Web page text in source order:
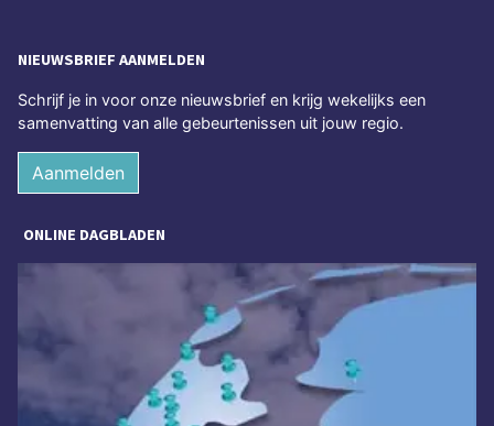
NIEUWSBRIEF AANMELDEN
Schrijf je in voor onze nieuwsbrief en krijg wekelijks een
samenvatting van alle gebeurtenissen uit jouw regio.
Aanmelden
ONLINE DAGBLADEN